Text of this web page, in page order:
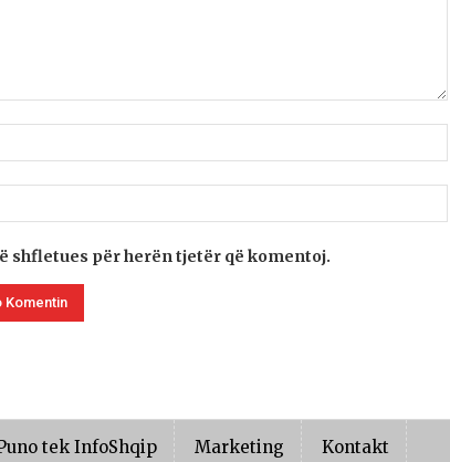
shfletues për herën tjetër që komentoj.
tek InfoShqip Marketing Kontakt